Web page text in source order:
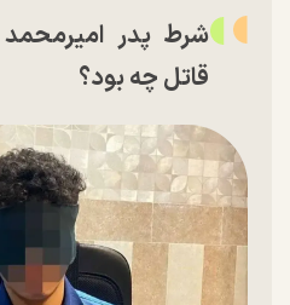
شرط پدر
قاتل چه بود؟